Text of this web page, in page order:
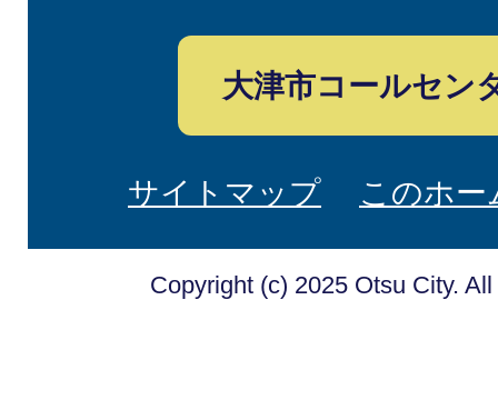
大津市コールセン
サイトマップ このホ
Copyright (c) 2025 Otsu City.